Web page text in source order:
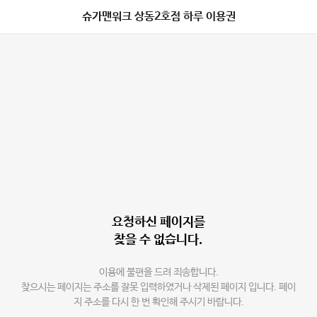
슈가맨워크 상동2호점 하루 이용권
요청하신 페이지를
찾을 수 없습니다.
이용에 불편을 드려 죄송합니다.
찾으시는 페이지는 주소를 잘못 입력하였거나 삭제된 페이지 입니다. 페이
지 주소를 다시 한 번 확인해 주시기 바랍니다.